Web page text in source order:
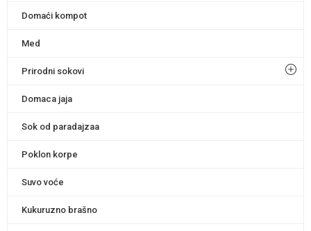
Domaći kompot
Med
Prirodni sokovi
Domaca jaja
Sok od paradajzaa
Poklon korpe
Suvo voće
Kukuruzno brašno